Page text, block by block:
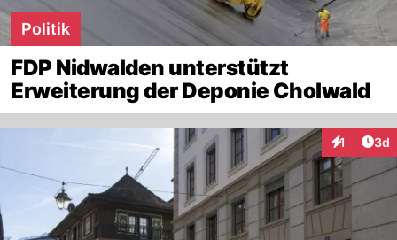
Politik
FDP Nidwalden unterstützt
Erweiterung der Deponie Cholwald
1 3d